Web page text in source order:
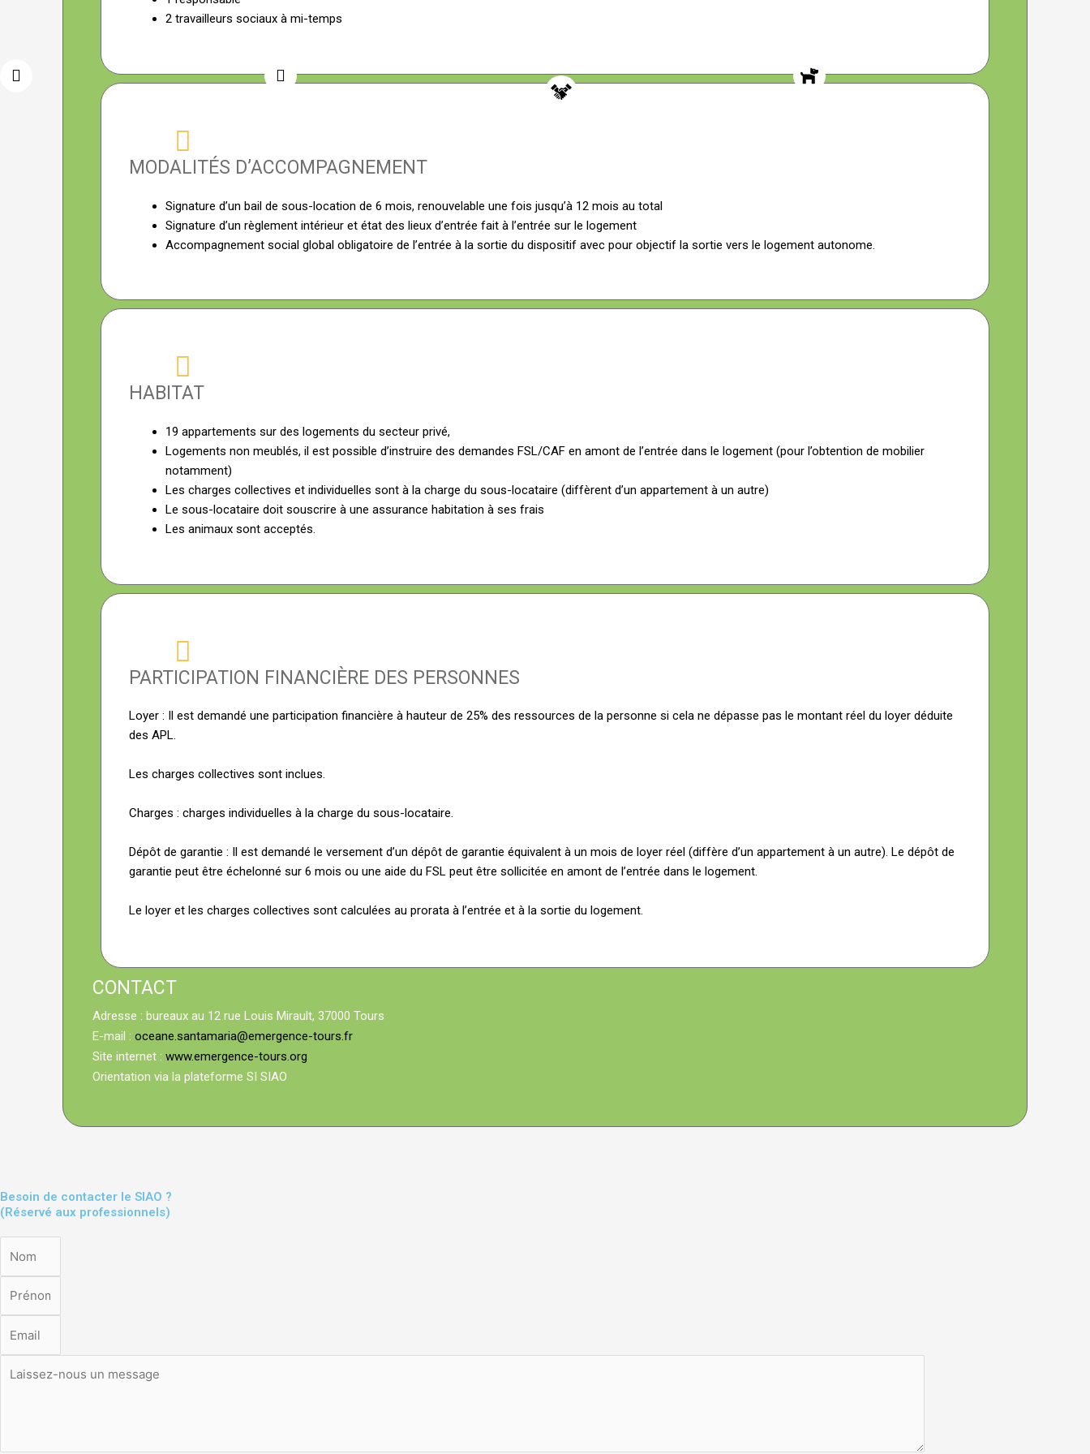
2 travailleurs sociaux à mi-temps
MODALITÉS D’ACCOMPAGNEMENT
Signature d’un bail de sous-location de 6 mois, renouvelable une fois jusqu’à 12 mois au total
Signature d’un règlement intérieur et état des lieux d’entrée fait à l’entrée sur le logement
Accompagnement social global obligatoire de l’entrée à la sortie du dispositif avec pour objectif la sortie vers le logement autonome.
HABITAT
19 appartements sur des logements du secteur privé,
Logements non meublés, il est possible d’instruire des demandes FSL/CAF en amont de l’entrée dans le logement (pour l’obtention de mobilier
notamment)
Les charges collectives et individuelles sont à la charge du sous-locataire (diffèrent d’un appartement à un autre)
Le sous-locataire doit souscrire à une assurance habitation à ses frais
Les animaux sont acceptés.
PARTICIPATION FINANCIÈRE DES PERSONNES
Loyer : Il est demandé une participation financière à hauteur de 25% des ressources de la personne si cela ne dépasse pas le montant réel du loyer déduite
des APL.
Les charges collectives sont inclues.
Charges : charges individuelles à la charge du sous-locataire.
Dépôt de garantie : Il est demandé le versement d’un dépôt de garantie équivalent à un mois de loyer réel (diffère d’un appartement à un autre). Le dépôt de
garantie peut être échelonné sur 6 mois ou une aide du FSL peut être sollicitée en amont de l’entrée dans le logement.
Le loyer et les charges collectives sont calculées au prorata à l’entrée et à la sortie du logement.
CONTACT
Adresse : bureaux au 12 rue Louis Mirault, 37000 Tours
E-mail :oceane.santamaria@emergence-tours.fr
Site internet :www.emergence-tours.org
Orientation via la plateforme SI SIAO
Besoin de contacter le SIAO ?
(Réservé aux professionnels)